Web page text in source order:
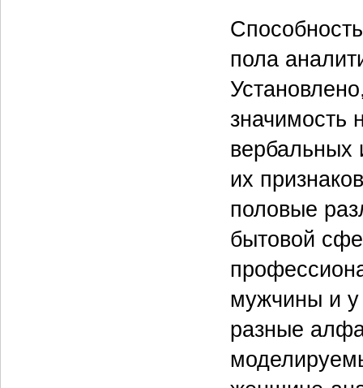
пола
значимость
их
половые
бытовой
мужчины и у
разные